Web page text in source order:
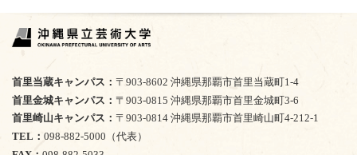
TEL
098-882-5000（代表）
首里当蔵キャンパス
〒903-8602 沖縄県那覇市首里当蔵町1-4
首里金城キャンパス
〒903-0815 沖縄県那覇市首里金城町3-6
首里崎山キャンパス
〒903-0814 沖縄県那覇市首里崎山町4-212-1